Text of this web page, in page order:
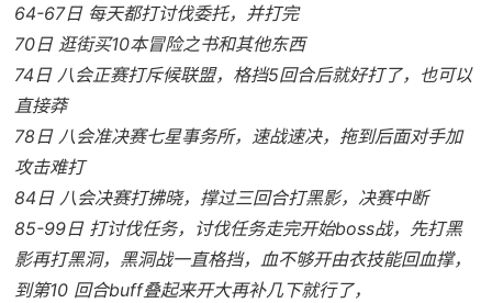
64-67日 每天都打讨伐委托，并打完
70日 逛街买10本冒险之书和其他东西
74日 八会正赛打斥候联盟，格挡5回合后就好打了，也可以
直接莽
78日 八会准决赛七星事务所，速战速决，拖到后面对手加
攻击难打
84日 八会决赛打拂晓，撑过三回合打黑影，决赛中断
85-99日 打讨伐任务，讨伐任务走完开始boss战，先打黑
影再打黑洞，黑洞战一直格挡，血不够开由衣技能回血撑，
到第10 回合buff叠起来开大再补几下就行了，